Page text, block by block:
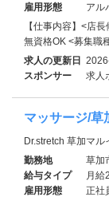
雇用形態
アル
【仕事内容】<店
無資格OK <募集職
求人の更新日
スポンサー
求人
マッサージ/草
Dr.stretch 草加マル
勤務地
草加
給与タイプ
月給
雇用形態
正社